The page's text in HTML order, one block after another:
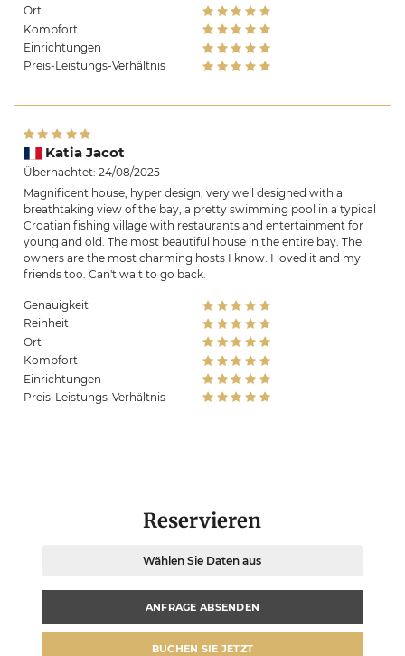
Ort
Kompfort
Einrichtungen
Preis-Leistungs-Verhältnis
Katia Jacot
Übernachtet: 24/08/2025
Magnificent house, hyper design, very well designed with a
breathtaking view of the bay, a pretty swimming pool in a typical
Croatian fishing village with restaurants and entertainment for
young and old. The most beautiful house in the entire bay. The
owners are the most charming hosts I know. I loved it and my
friends too. Can't wait to go back.
Genauigkeit
Reinheit
Ort
Kompfort
Einrichtungen
Preis-Leistungs-Verhältnis
Reservieren
Wählen Sie Daten aus
ANFRAGE ABSENDEN
BUCHEN SIE JETZT